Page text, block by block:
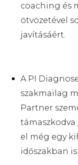
coaching és
ötvözetével
javításáért.
A PI
szakmailag
Partner
el még egy
időszakban is.